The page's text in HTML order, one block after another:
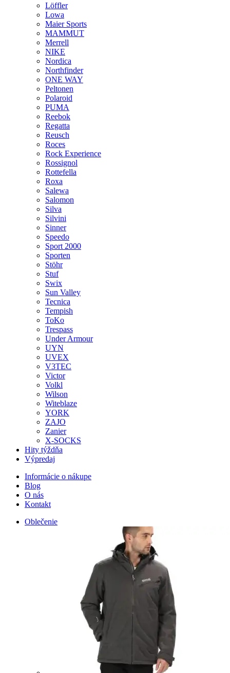
Löffler
Lowa
Maier Sports
MAMMUT
Merrell
NIKE
Nordica
Northfinder
ONE WAY
Peltonen
Polaroid
PUMA
Reebok
Regatta
Reusch
Roces
Rock Experience
Rossignol
Rottefella
Roxa
Salewa
Salomon
Silva
Silvini
Sinner
Speedo
Sport 2000
Sporten
Stöhr
Stuf
Swix
Sun Valley
Tecnica
Tempish
ToKo
Trespass
Under Armour
UYN
UVEX
V3TEC
Victor
Volkl
Wilson
Witeblaze
YORK
ZAJO
Zanier
X-SOCKS
Hity týždňa
Výpredaj
Informácie o nákupe
Blog
O nás
Kontakt
Oblečenie